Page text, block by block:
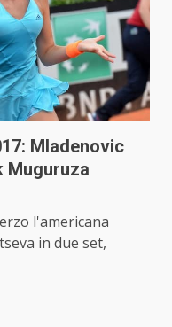
Mladenovic
Muguruza
l'americana
in due set,